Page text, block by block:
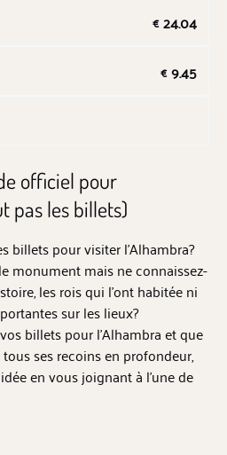
€ 24.04
€ 9.45
officiel pour
pas les billets)
billets pour visiter l’Alhambra?
monument mais ne connaissez-
les rois qui l’ont habitée ni
sur les lieux?
billets pour l’Alhambra et que
ses recoins en profondeur,
en vous joignant à l’une de